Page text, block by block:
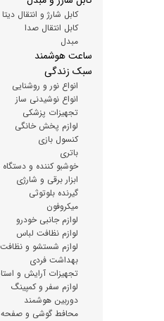
کابل شارژ و انتقال دیتا
کابل انتقال صدا
مبدل
ساعت هوشمند
سبک زندگی
انواع نور و روشنایی
انواع نوشیدنی ساز
تجهیزات پزشکی
لوازم پخش خانگی
کنسول بازی
باتری
خوشبو کننده و دستگاه
ابزار برقی و شارژی
گیرنده بلوتوثی
میکروفون
لوازم جانبی خودرو
لوازم نظافت لباس
لوازم شستشو و نظافت
بهداشت فردی
تجهیزات آرایش و
لوازم سفر و کمپینگ
دوربین هوشمند
محافط گوشی و